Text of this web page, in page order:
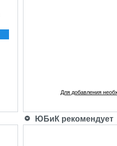
Для добавления
ЮБиК рекомендует